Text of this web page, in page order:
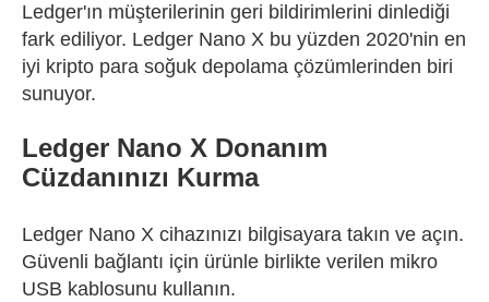
Ledger'ın müşterilerinin geri bildirimlerini dinlediği
fark ediliyor. Ledger Nano X bu yüzden 2020'nin en
iyi kripto para soğuk depolama çözümlerinden biri
sunuyor.
Ledger Nano X Donanım
Cüzdanınızı Kurma
Ledger Nano X cihazınızı bilgisayara takın ve açın.
Güvenli bağlantı için ürünle birlikte verilen mikro
USB kablosunu kullanın.